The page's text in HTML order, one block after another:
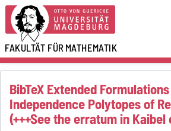
FAKULTÄT FÜRMATHEMATIK
BibTeX Extended
Independence Polytopes of
(+++See the erratum in Kaibel